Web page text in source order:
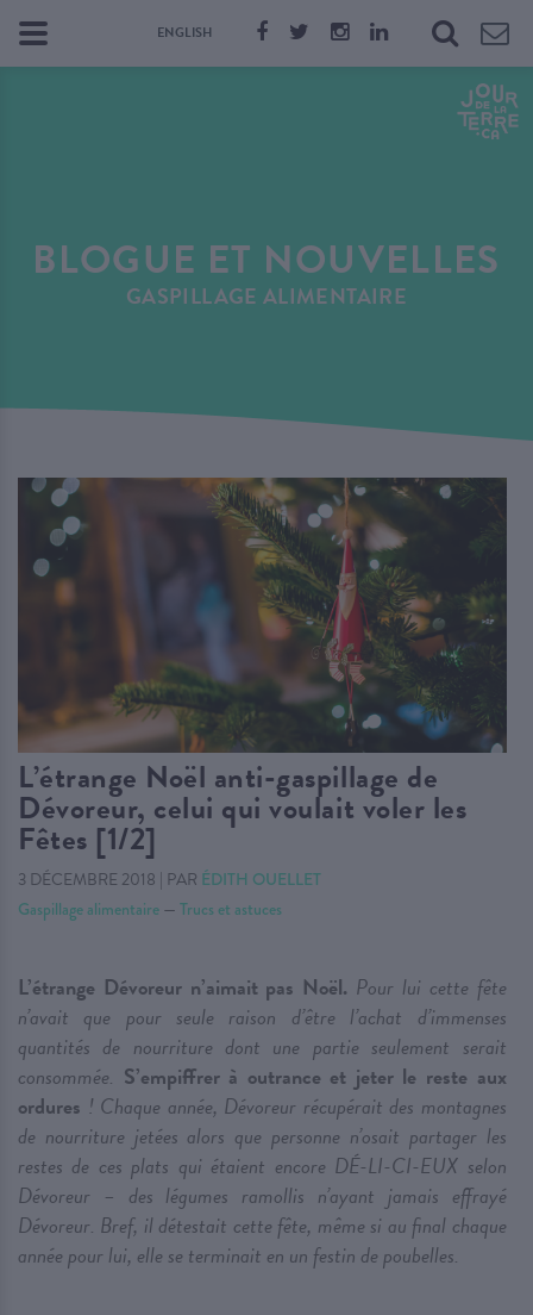
ENGLISH
BLOGUE ET NOUVELLES
GASPILLAGE ALIMENTAIRE
L’étrange Noël anti-gaspillage de
Dévoreur, celui qui voulait voler les
Fêtes [1/2]
3 DÉCEMBRE 2018 | PAR ÉDITH OUELLET
Gaspillage alimentaire — Trucs et astuces
L’étrange Dévoreur n’aimait pas Noël. Pour lui cette fête
n’avait que pour seule raison d’être l’achat d’immenses
quantités de nourriture dont une partie seulement serait
consommée. S’empiffrer à outrance et jeter le reste aux
ordures ! Chaque année, Dévoreur récupérait des montagnes
de nourriture jetées alors que personne n’osait partager les
restes de ces plats qui étaient encore DÉ-LI-CI-EUX selon
Dévoreur – des légumes ramollis n’ayant jamais effrayé
Dévoreur. Bref, il détestait cette fête, même si au final chaque
année pour lui, elle se terminait en un festin de poubelles.